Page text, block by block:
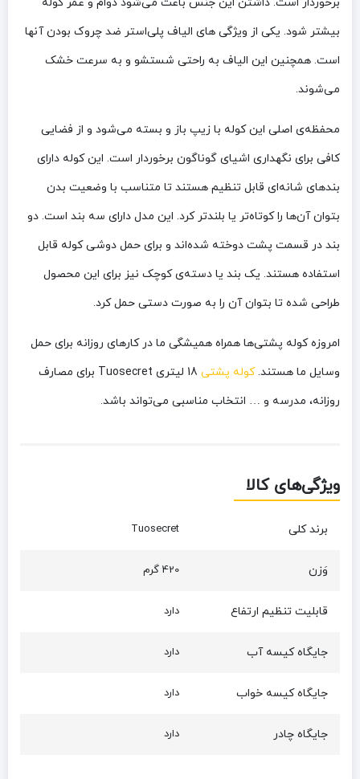
برخوردار است. داشتن این جنس باعث می‌شود دوام و عمر کوله
بیشتر شود. یکی از ویژگی های الیاف پلی‌استر ضد چروک بودن آنها
است. همچنین این الیاف به‌ راحتی شستشو و به‌ سرعت خشک
می‌شوند.
محفظه‌ی اصلی این کوله با زیپ باز و بسته می‌شود و از فضایی
کافی برای نگهداری اشیای گوناگون برخوردار است. این کوله دارای
بندهای شانه‌ای قابل‌ تنظیم هستند تا متناسب با وضعیت بدن
بتوان آن‌ها را کوتاه‌تر یا بلندتر کرد. این مدل دارای سه بند است. دو
بند در قسمت پشت دوخته شده‌اند و برای حمل دوشی کوله قابل‌
استفاده هستند. یک بند یا دسته‌ی کوچک نیز برای این محصول
طراحی‌ شده تا بتوان آن را به‌ صورت دستی حمل کرد.
امروزه کوله پشتی‌ها همراه همیشگی ما در کارهای روزانه برای حمل
وسایل ما هستند.کوله پشتی
18 لیتری Tuosecret برای مصارف
روزانه، مدرسه و … انتخاب مناسبی می‌تواند باشد.
ویژگی‌های کالا
برند کلی Tuosecret
وَزن 420 گرم
قابلیت تنظیم ارتفاع دارد
جایگاه کیسه آب دارد
جایگاه کیسه خواب دارد
جایگاه چادر دارد